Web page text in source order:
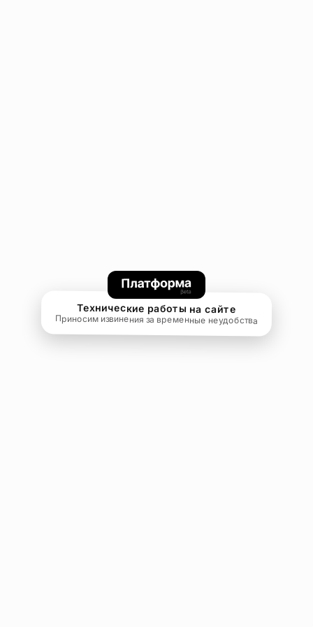
Технические работы на сайте
Приносим извинения за временные неудобства